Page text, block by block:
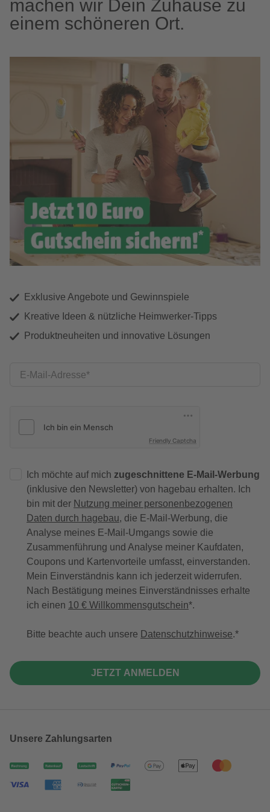
machen wir Dein Zuhause zu
einem schöneren Ort.
Exklusive Angebote und Gewinnspiele
Kreative Ideen & nützliche Heimwerker-Tipps
Produktneuheiten und innovative Lösungen
E-Mail-Adresse
Friendly Captcha
Ich möchte auf mich zugeschnittene E-Mail-Werbung
(inklusive den Newsletter) von hagebau erhalten. Ich
bin mit der Nutzung meiner personenbezogenen
Daten durch hagebau, die E-Mail-Werbung, die
Analyse meines E-Mail-Umgangs sowie die
Zusammenführung und Analyse meiner Kaufdaten,
Coupons und Kartenvorteile umfasst, einverstanden.
Mein Einverständnis kann ich jederzeit widerrufen.
Nach Bestätigung meines Einverständnisses erhalte
ich einen 10 € Willkommensgutschein*.
Bitte beachte auch unsere Datenschutzhinweise.
JETZT ANMELDEN
Unsere Zahlungsarten